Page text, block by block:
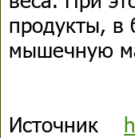
продукты,
мышечную
Источник